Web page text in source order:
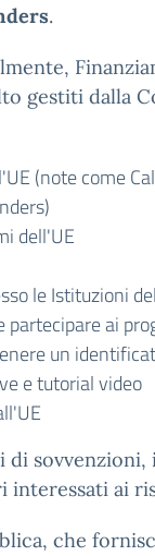
.
gestiti dalla
(note come
dell'UE
le Istituzioni
partecipare ai
un
e tutorial video
ai
che